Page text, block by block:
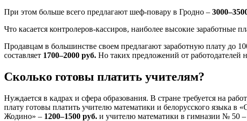
При этом больше всего предлагают шеф-повару в Гродно –
Что касается контролеров-кассиров, наиболее высокие заработные
Продавцам в большинстве своем предлагают заработную плату до
составляет 1700–2000 руб. Но таких предложений от работодателей
Сколько готовы платить учителям?
Нуждается в кадрах и сфера образования. В стране требуется на
плату готовы платить учителю математики и белорусского языка в
Жодино» – 1200–1500 руб. и учителю математики в гимназии № 50 –